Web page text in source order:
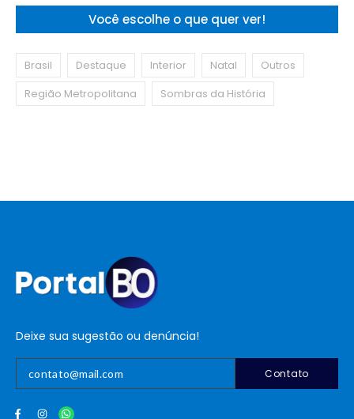
Você escolhe o que quer ver!
Brasil Destaque Interior Natal
Outros
Região Metropolitana
Sombras da História
Deixe sua sugestão ou denúncia!
Contato